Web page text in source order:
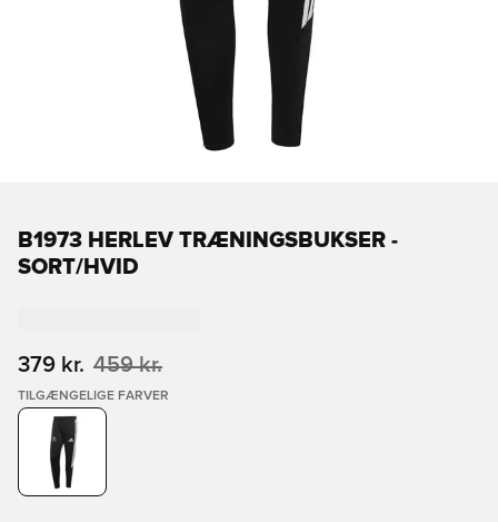
B1973 HERLEV TRÆNINGSBUKSER -
SORT/HVID
379 kr. 459 kr.
TILGÆNGELIGE FARVER